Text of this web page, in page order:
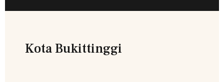
Kota Bukittinggi